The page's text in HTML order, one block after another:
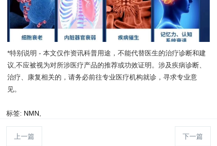
*特别说明 - 本文仅作资讯科普用途，不能代替医生的治疗诊断和建
议,不应被视为对所涉医疗产品的推荐或功效证明。涉及疾病诊断、
治疗、康复相关的，请务必前往专业医疗机构就诊，寻求专业意
见。
标签: NMN,
上一篇 下一篇